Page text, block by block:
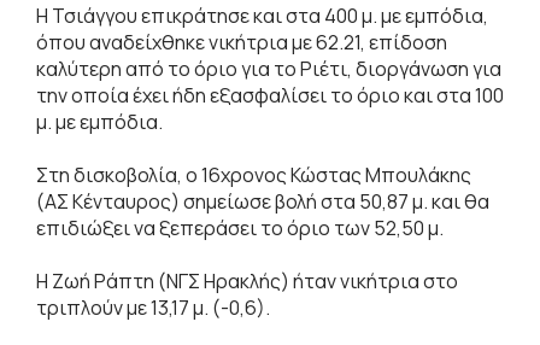
Η Τσιάγγου επικράτησε και στα 400 μ. με εμπόδια,
όπου αναδείχθηκε νικήτρια με 62.21, επίδοση
καλύτερη από το όριο για το Ριέτι, διοργάνωση για
την οποία έχει ήδη εξασφαλίσει το όριο και στα 100
μ. με εμπόδια.
Στη δισκοβολία, ο 16χρονος Κώστας Μπουλάκης
(ΑΣ Κένταυρος) σημείωσε βολή στα 50,87 μ. και θα
επιδιώξει να ξεπεράσει το όριο των 52,50 μ.
Η Ζωή Ράπτη (ΝΓΣ Ηρακλής) ήταν νικήτρια στο
τριπλούν με 13,17 μ. (-0,6).